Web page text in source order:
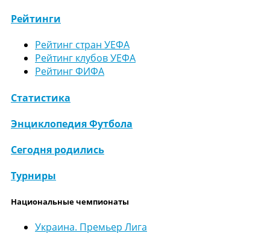
Рейтинги
Рейтинг стран УЕФА
Рейтинг клубов УЕФА
Рейтинг ФИФА
Статистика
Энциклопедия Футбола
Сегодня родились
Турниры
Национальные чемпионаты
Украина. Премьер Лига